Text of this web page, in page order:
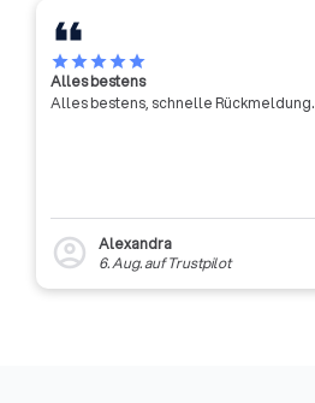
starstarstarstarstar
Alles bestens
Alles bestens, schnelle Rückmeldung.
account_circle
Alexandra
6. Aug.auf Trustpilot